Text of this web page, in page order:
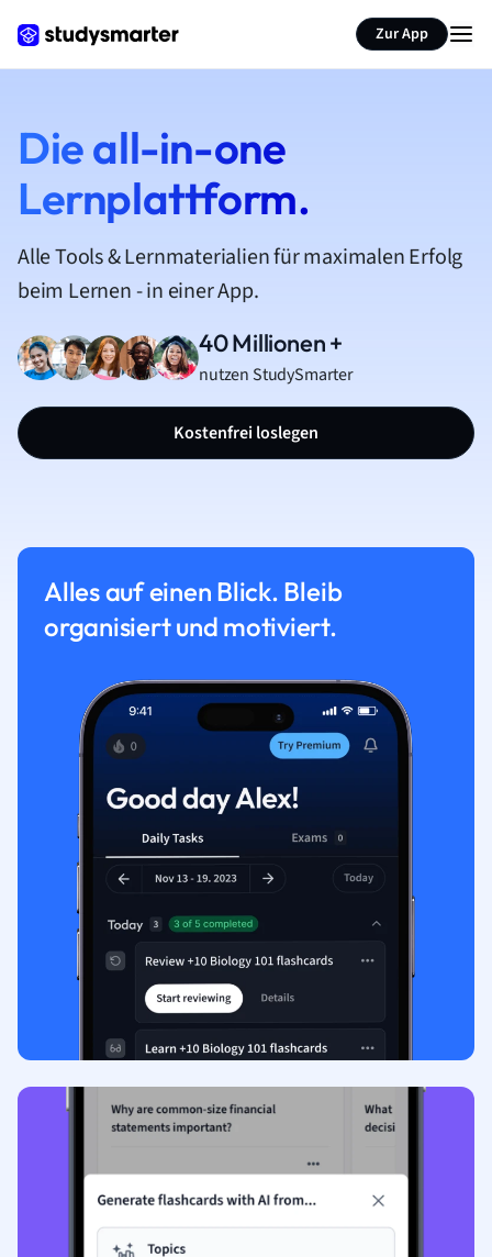
Zur App
Die all-in-one
Lernplattform.
Alle Tools & Lernmaterialien für maximalen Erfolg
beim Lernen - in einer App.
40 Millionen +
nutzen StudySmarter
Kostenfrei loslegen
Alles auf einen Blick. Bleib
organisiert und motiviert.